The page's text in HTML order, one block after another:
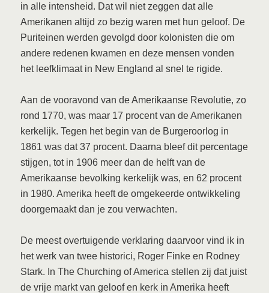
in alle intensheid. Dat wil niet zeggen dat alle
Amerikanen altijd zo bezig waren met hun geloof. De
Puriteinen werden gevolgd door kolonisten die om
andere redenen kwamen en deze mensen vonden
het leefklimaat in New England al snel te rigide.
Aan de vooravond van de Amerikaanse Revolutie, zo
rond 1770, was maar 17 procent van de Amerikanen
kerkelijk. Tegen het begin van de Burgeroorlog in
1861 was dat 37 procent. Daarna bleef dit percentage
stijgen, tot in 1906 meer dan de helft van de
Amerikaanse bevolking kerkelijk was, en 62 procent
in 1980. Amerika heeft de omgekeerde ontwikkeling
doorgemaakt dan je zou verwachten.
De meest overtuigende verklaring daarvoor vind ik in
het werk van twee historici, Roger Finke en Rodney
Stark. In The Churching of America stellen zij dat juist
de vrije markt van geloof en kerk in Amerika heeft